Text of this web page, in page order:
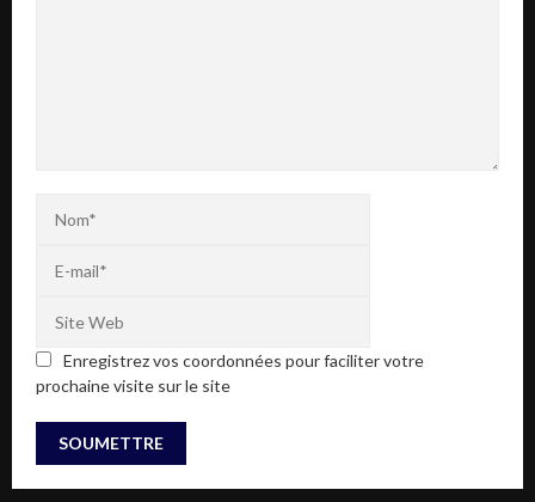
Enregistrez vos coordonnées pour faciliter votre
prochaine visite sur le site